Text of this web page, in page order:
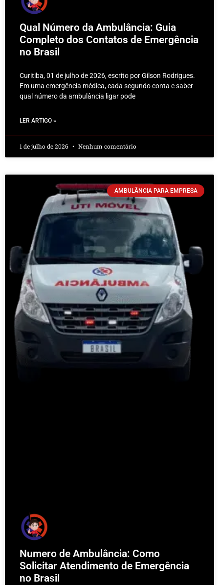
Qual Número da Ambulância: Guia
Completo dos Contatos de Emergência
no Brasil
Curitiba, 01 de julho de 2026, escrito por Gilson Rodrigues.
Em uma emergência médica, cada segundo conta e saber
qual número da ambulância ligar pode
LER ARTIGO »
1 de julho de 2026 Nenhum comentário
AMBULÂNCIA PARA EMPRESA
Numero de Ambulância: Como
Solicitar Atendimento de Emergência
no Brasil